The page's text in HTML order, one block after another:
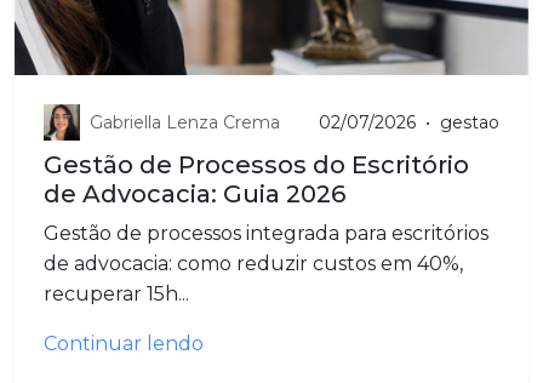
Gabriella Lenza Crema 02/07/2026 • gestao
Gestão de Processos do Escritório
de Advocacia: Guia 2026
Gestão de processos integrada para escritórios
de advocacia: como reduzir custos em 40%,
recuperar 15h...
Continuar lendo